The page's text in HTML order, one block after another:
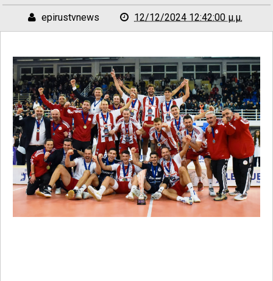
epirustvnews 12/12/2024 12:42:00 μ.μ.